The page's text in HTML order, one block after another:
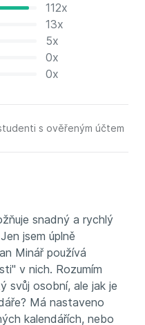
112x
13x
5x
0x
0x
s ověřeným účtem
snadný a rychlý
jsem úplně
Minář používá
v nich. Rozumím
svůj osobní, ale jak je
Má nastaveno
kalendářích, nebo